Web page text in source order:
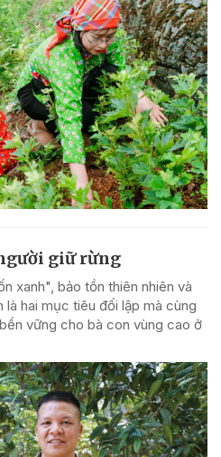
giữ rừng
xanh", bảo tồn thiên nhiên và
hai mục tiêu đối lập mà cùng
vững cho bà con vùng cao ở